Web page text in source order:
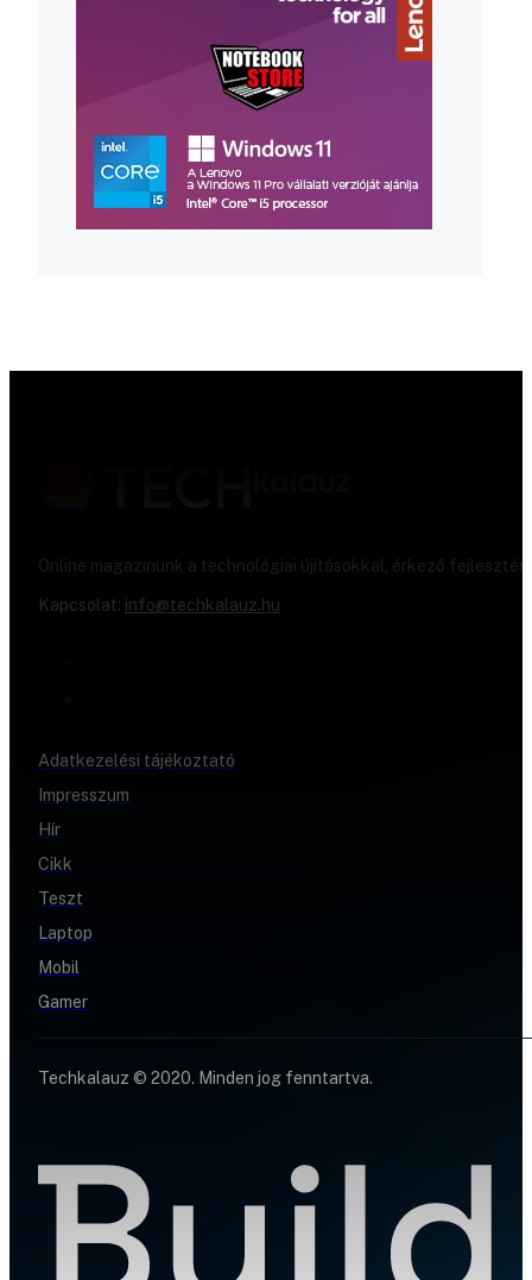
Online magazinunk a technológiai újításokkal, érkező
Kapcsolat: info@techkalauz.hu
Adatkezelési tájékoztató
Impresszum
Hír
Cikk
Teszt
Laptop
Mobil
Gamer
Techkalauz © 2020. Minden jog fenntartva.